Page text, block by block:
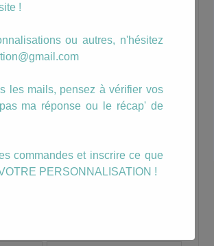
bretagne,jaune, pendante
!
ou autres, n'hésitez
les mails, pensez à vérifier vos
ma réponse ou le récap' de
commandes et inscrire ce que
PERSONNALISATION !